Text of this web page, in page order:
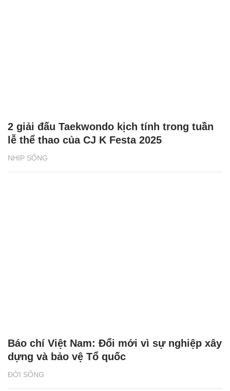
NHỊP SỐNG
2 giải đấu Taekwondo kịch tính trong tuần
lễ thể thao của CJ K Festa 2025
ĐỜI SỐNG
Báo chí Việt Nam: Đổi mới vì sự nghiệp xây
dựng và bảo vệ Tổ quốc